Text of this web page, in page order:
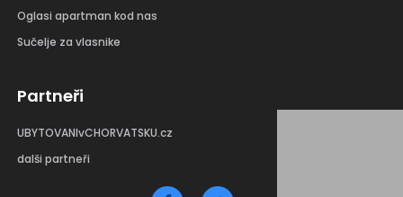
Oglasi apartman kod nas
Sučelje za vlasnike
Partneři
UBYTOVANIvCHORVATSKU.cz
dalši partneři